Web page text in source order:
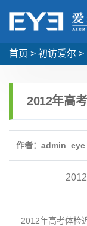
首页 > 初访爱尔 >
2012年高
作者：admin_eye
2012年高考体检